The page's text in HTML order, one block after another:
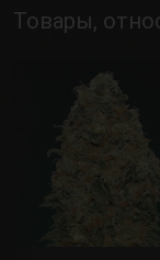
Товары,